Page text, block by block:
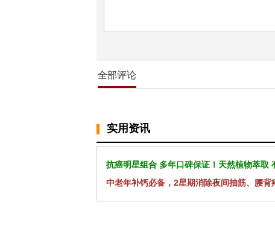
全部评论
实用资讯
抗癌明星组合 多年口碑保证！天然植物萃取
中老年补钙必备，2星期消除夜间抽筋、腰